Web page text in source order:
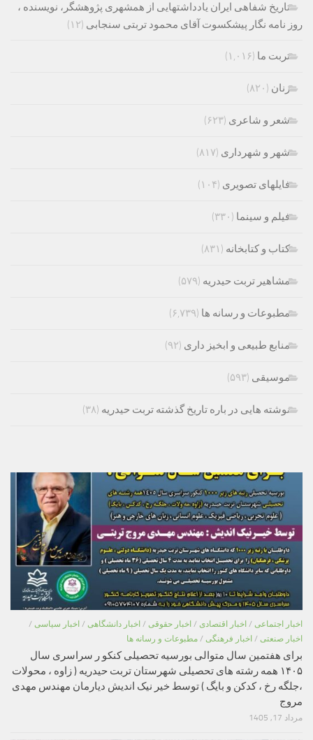
تاریخ شفاهی ایران یادداشتهایی از همشهری پژوهشگر، نویسنده ،
روز نامه نگار پیشکسوت آقای محمود تربتی سنجابی (۱۲)
تربت ما (۱,۰۱۶)
زنان (۸۲۰)
شعر و شاعری (۶۲۳)
شهر و شهرداری (۸۱۷)
فایلهای تصویری (۱۰۴)
فیلم و سینما (۳۳۰)
کتاب و کتابخانه (۸۳۱)
مشاهیر تربت حیدریه (۵۷۹)
مطبوعات و رسانه ها (۶,۷۳۹)
منابع طبیعی و ابخیز داری (۹۲)
موسیقی (۵۹۳)
نوشته هایی در باره تاریخ گذشته تربت حیدریه (۳۸)
اخبار اجتماعی / اخبار اقتصادی / اخبار حقوقی / اخبار دانشگاهی / اخبار سیاسی /
اخبار صنعتی / اخبار فرهنگی / مطبوعات و رسانه ها
برای هفتمین سال متوالی بورسیه تحصیلی کنکو ر سراسری سال
۱۴۰۵ همه رشته های تحصیلی شهرستان تربت حیدریه ( زاوه ، محولات
،جلگه رخ ، کدکن و بایگ ) توسط خیر نیک اندیش دیارمان مهندس مهدی
مروج
مرداد 17, 1405